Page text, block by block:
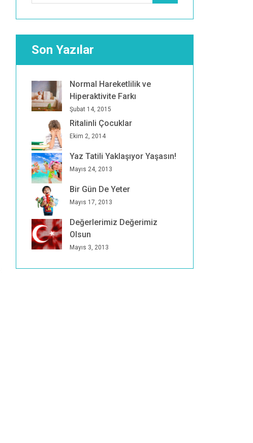
Son Yazılar
Normal Hareketlilik ve
Hiperaktivite Farkı
Şubat 14, 2015
Ritalinli Çocuklar
Ekim 2, 2014
Yaz Tatili Yaklaşıyor Yaşasın!
Mayıs 24, 2013
Bir Gün De Yeter
Mayıs 17, 2013
Değerlerimiz Değerimiz
Olsun
Mayıs 3, 2013